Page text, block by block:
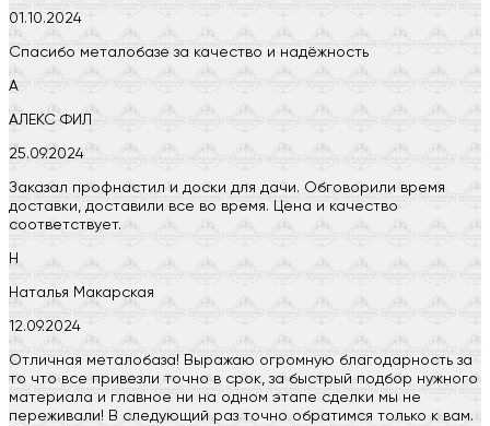
01.10.2024
Спасибо металобазе за качество и надёжность
А
АЛЕКС ФИЛ
25.09.2024
Заказал профнастил и доски для дачи. Обговорили время
доставки, доставили все во время. Цена и качество
соответствует.
Н
Наталья Макарская
12.09.2024
Отличная металобаза! Выражаю огромную благодарность за
то что все привезли точно в срок, за быстрый подбор нужного
материала и главное ни на одном этапе сделки мы не
переживали! В следующий раз точно обратимся только к вам.